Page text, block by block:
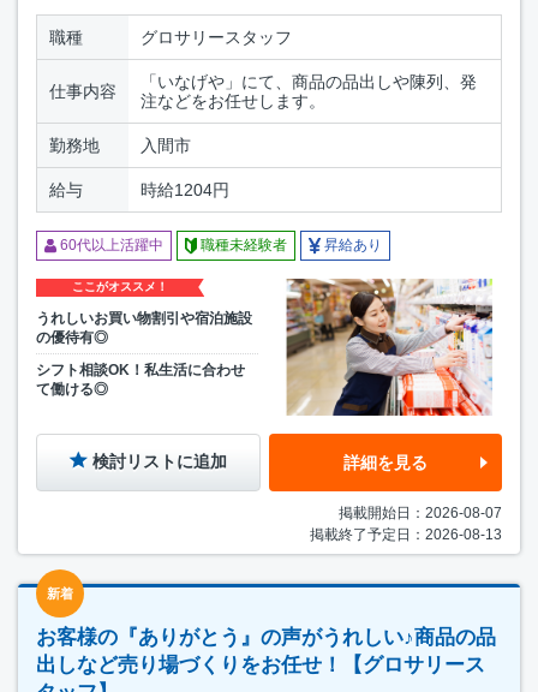
職種 グロサリースタッフ
仕事内容
「いなげや」にて、商品の品出しや陳列、発
注などをお任せします。
勤務地 入間市
給与 時給1204円
60代以上活躍中 職種未経験者 昇給あり
ここがオススメ！
うれしいお買い物割引や宿泊施設
の優待有◎
シフト相談OK！私生活に合わせ
て働ける◎
検討リストに追加 詳細を見る
掲載開始日：2026-08-07
掲載終了予定日：2026-08-13
新着
お客様の『ありがとう』の声がうれしい♪商品の品
出しなど売り場づくりをお任せ！【グロサリース